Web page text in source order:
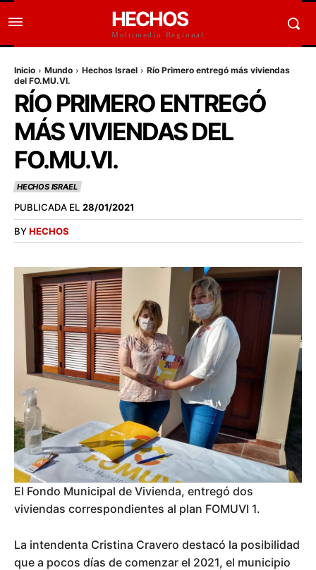
HECHOS
Multimedio Regional
Inicio Mundo Hechos Israel
Río Primero entregó más viviendas
del FO.MU.VI.
RÍO PRIMERO ENTREGÓ
MÁS VIVIENDAS DEL
FO.MU.VI.
HECHOS ISRAEL
PUBLICADA EL 28/01/2021
BYHECHOS
El Fondo Municipal de Vivienda, entregó dos
viviendas correspondientes al plan FOMUVI 1.
La intendenta Cristina Cravero destacó la posibilidad
que a pocos días de comenzar el 2021, el municipio